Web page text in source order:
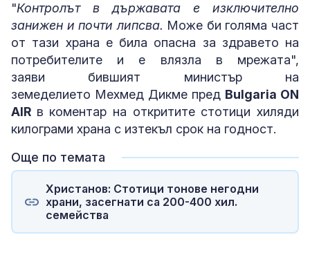
"Контролът в държавата е изключително
занижен и почти липсва. Може би голяма част
от тази храна е била опасна за здравето на
потребителите и е влязла в мрежата",
заяви бившият министър на
земеделието Мехмед Дикме пред Bulgaria ON
AIR в коментар на откритите стотици хиляди
килограми храна с изтекъл срок на годност.
Още по темата
Христанов: Стотици тонове негодни
храни, засегнати са 200-400 хил.
семейства